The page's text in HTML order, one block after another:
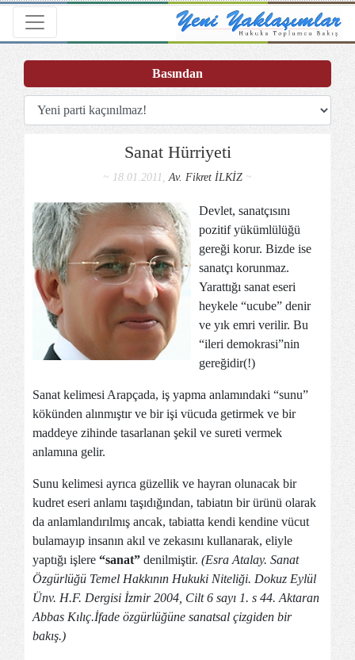
Toggle navigation
Sanat Hürriyeti
~ 18.01.2011,Av. Fikret İLKİZ ~
Devlet, sanatçısını
pozitif yükümlülüğü
gereği korur. Bizde ise
sanatçı korunmaz.
Yarattığı sanat eseri
heykele “ucube” denir
ve yık emri verilir. Bu
“ileri demokrasi”nin
gereğidir(!)
Sanat kelimesi Arapçada, iş yapma anlamındaki “sunu”
kökünden alınmıştır ve bir işi vücuda getirmek ve bir
maddeye zihinde tasarlanan şekil ve sureti vermek
anlamına gelir.
Sunu kelimesi ayrıca güzellik ve hayran olunacak bir
kudret eseri anlamı taşıdığından, tabiatın bir ürünü olarak
da anlamlandırılmış ancak, tabiatta kendi kendine vücut
bulamayıp insanın akıl ve zekasını kullanarak, eliyle
yaptığı işlere “sanat” denilmiştir. (Esra Atalay. Sanat
Özgürlüğü Temel Hakkının Hukuki Niteliği. Dokuz Eylül
Ünv. H.F. Dergisi İzmir 2004, Cilt 6 sayı 1. s 44. Aktaran
Abbas Kılıç.İfade özgürlüğüne sanatsal çizgiden bir
bakış.)
Basından